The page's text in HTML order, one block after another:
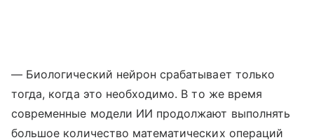
— Биологический нейрон срабатывает только
тогда, когда это необходимо. В то же время
современные модели ИИ продолжают выполнять
большое количество математических операций